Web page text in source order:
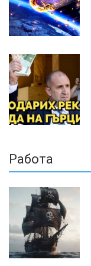
Работа